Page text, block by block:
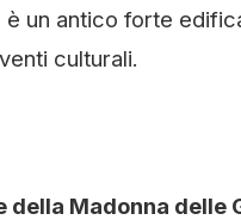
è un antico forte
culturali.
della Madonna delle